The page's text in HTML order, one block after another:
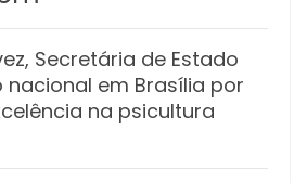
Secretária de Estado
nacional em Brasília por
na psicultura